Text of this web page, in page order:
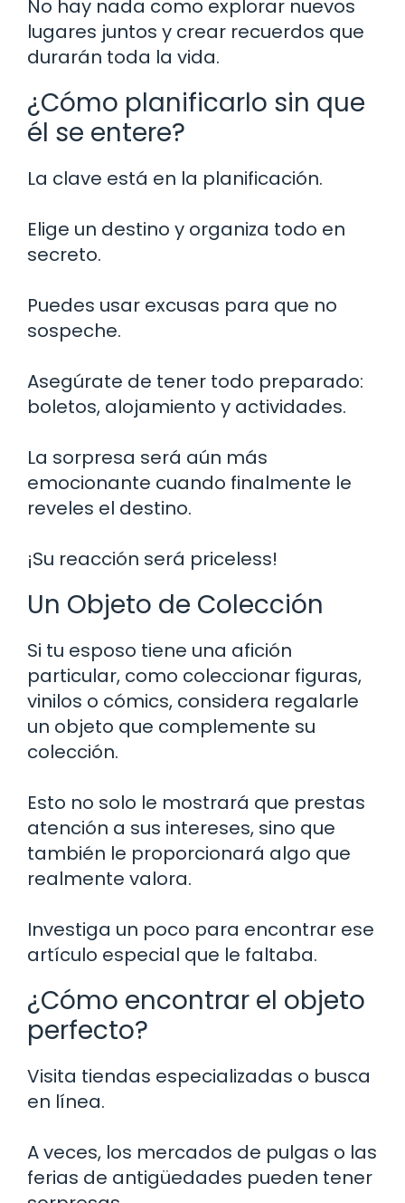
No hay nada como explorar nuevos
lugares juntos y crear recuerdos que
durarán toda la vida.
¿Cómo planificarlo sin que
él se entere?
La clave está en la planificación.
Elige un destino y organiza todo en
secreto.
Puedes usar excusas para que no
sospeche.
Asegúrate de tener todo preparado:
boletos, alojamiento y actividades.
La sorpresa será aún más
emocionante cuando finalmente le
reveles el destino.
¡Su reacción será priceless!
Un Objeto de Colección
Si tu esposo tiene una afición
particular, como coleccionar figuras,
vinilos o cómics, considera regalarle
un objeto que complemente su
colección.
Esto no solo le mostrará que prestas
atención a sus intereses, sino que
también le proporcionará algo que
realmente valora.
Investiga un poco para encontrar ese
artículo especial que le faltaba.
¿Cómo encontrar el objeto
perfecto?
Visita tiendas especializadas o busca
en línea.
A veces, los mercados de pulgas o las
ferias de antigüedades pueden tener